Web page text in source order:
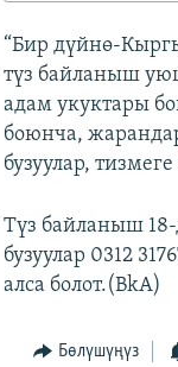
“Бир дүйнө-
түз байланыш
адам укуктары
боюнча,
бузуулар,
Түз байланыш
бузуулар 0312
алса болот.(BkA)
Бөлүшүңүз